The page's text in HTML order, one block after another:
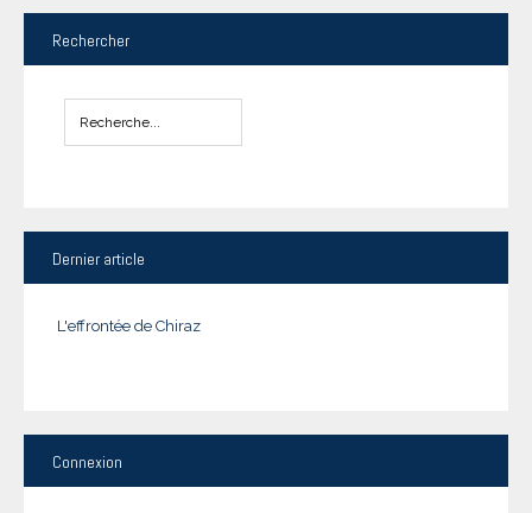
Rechercher
Dernier article
L'effrontée de Chiraz
Connexion